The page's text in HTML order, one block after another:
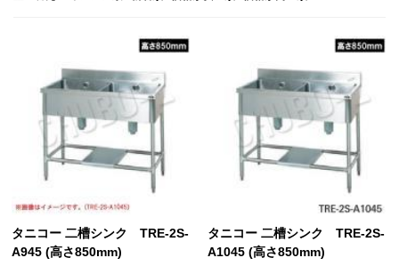
タニコー 二槽シンク TRE-2S-
A945 (高さ850mm)
タニコー 二槽シンク TRE-2S-
A1045 (高さ850mm)